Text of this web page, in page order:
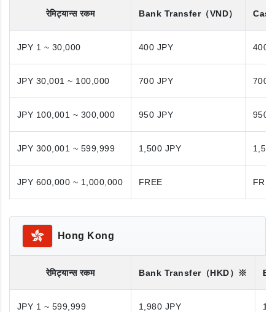
रेमिट्यान्स रकम Bank Transfer（VND）
JPY 1 ~ 30,000 400 JPY 400
JPY 30,001 ~ 100,000 700 JPY 700
JPY 100,001 ~ 300,000 950 JPY 950
JPY 300,001 ~ 599,999 1,500 JPY
JPY 600,000 ~ 1,000,000 FREE
Hong Kong
रेमिट्यान्स रकम Bank Transfer（HKD）※
JPY 1 ~ 599,999 1,980 JPY